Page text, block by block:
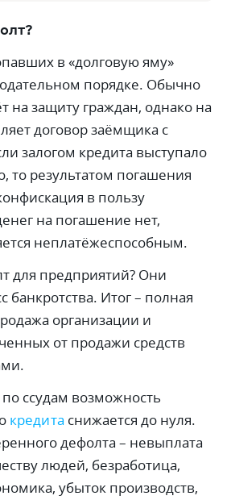
в «долговую яму»
порядке. Обычно
на защиту граждан, однако на
договор заёмщика с
залогом кредита выступало
то результатом погашения
в пользу
на погашение нет,
неплатёжеспособным.
для предприятий? Они
банкротства. Итог – полная
организации и
от продажи средств
ссудам возможность
кредита снижается до нуля.
дефолта – невыплата
людей, безработица,
убыток производств,